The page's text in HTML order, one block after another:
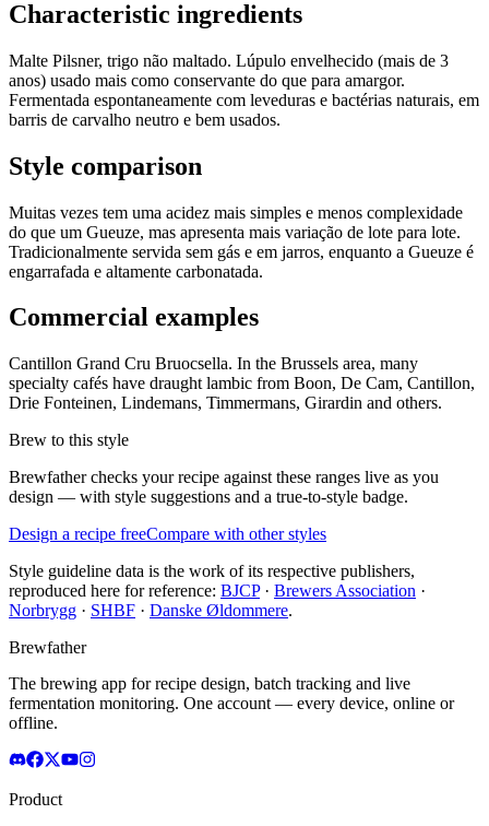
Characteristic ingredients
Malte Pilsner, trigo não maltado. Lúpulo envelhecido (mais de 3
anos) usado mais como conservante do que para amargor.
Fermentada espontaneamente com leveduras e bactérias naturais, em
barris de carvalho neutro e bem usados.
Style comparison
Muitas vezes tem uma acidez mais simples e menos complexidade
do que um Gueuze, mas apresenta mais variação de lote para lote.
Tradicionalmente servida sem gás e em jarros, enquanto a Gueuze é
engarrafada e altamente carbonatada.
Commercial examples
Cantillon Grand Cru Bruocsella. In the Brussels area, many
specialty cafés have draught lambic from Boon, De Cam, Cantillon,
Drie Fonteinen, Lindemans, Timmermans, Girardin and others.
Brew to this style
Brewfather checks your recipe against these ranges live as you
design — with style suggestions and a true-to-style badge.
Design a recipe freeCompare with other styles
Style guideline data is the work of its respective publishers,
reproduced here for reference: BJCP· Brewers Association ·
Norbrygg · SHBF · Danske Øldommere.
Brewfather
The brewing app for recipe design, batch tracking and live
fermentation monitoring. One account — every device, online or
offline.
Product